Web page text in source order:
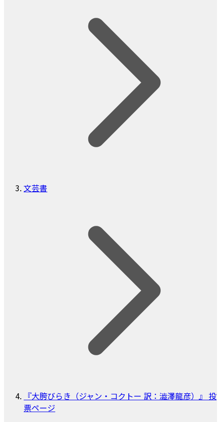
文芸書
『大胯びらき（ジャン・コクトー 訳：澁澤龍彦）』 投
票ページ